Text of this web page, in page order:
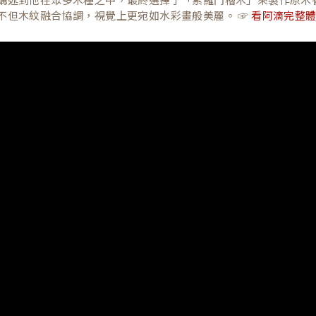
但木紋融合協調，視覺上更宛如水彩畫般美麗。 ☞看阿滴完整